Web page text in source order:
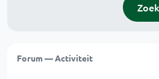
Zoek
Forum — Activiteit